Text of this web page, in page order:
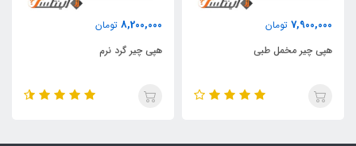
7,900,000 تومان
هپی چیر مخمل طبی
8,200,000 تومان
هپی چیر گرد نرم